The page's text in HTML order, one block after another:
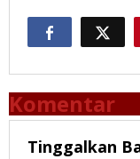
Komentar
Tinggalkan